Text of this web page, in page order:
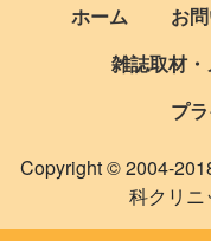
ホーム お
雑誌取材
プ
Copyright © 2004-
科クリニ